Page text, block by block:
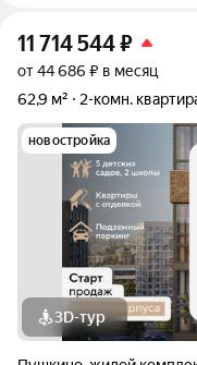
11 714 544₽
от 44 686 ₽ в месяц
62,9 м²
2-комн.
новостройка
3D-тур